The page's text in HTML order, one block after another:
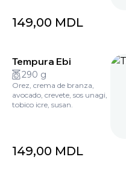
149,00 MDL
Tempura Ebi
290 g
Orez, crema de branza,
avocado, crevete, sos unagi,
tobico icre, susan.
149,00 MDL